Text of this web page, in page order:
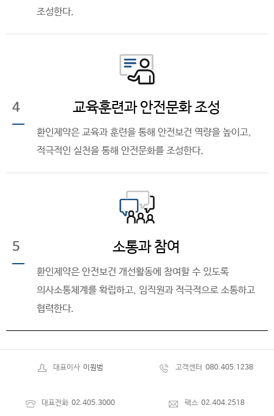
조성한다.
4 교육훈련과 안전문화 조성
환인제약은 교육과 훈련을 통해 안전보건 역량을 높이고,
적극적인 실천을 통해 안전문화를 조성한다.
5 소통과 참여
환인제약은 안전보건 개선활동에 참여할 수 있도록
의사소통체계를 확립하고, 임직원과 적극적으로 소통하고
협력한다.
대표이사 이원범 고객센터 080.405.1238
대표전화 02.405.3000 팩스 02.404.2518